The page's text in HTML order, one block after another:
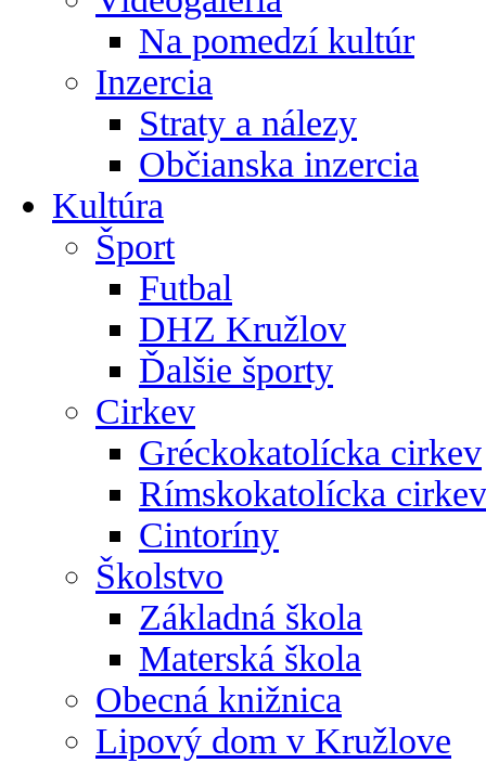
Na pomedzí kultúr
Inzercia
Straty a nálezy
Občianska inzercia
Kultúra
Šport
Futbal
DHZ Kružlov
Ďalšie športy
Cirkev
Gréckokatolícka cirkev
Rímskokatolícka cirkev
Cintoríny
Školstvo
Základná škola
Materská škola
Obecná knižnica
Lipový dom v Kružlove